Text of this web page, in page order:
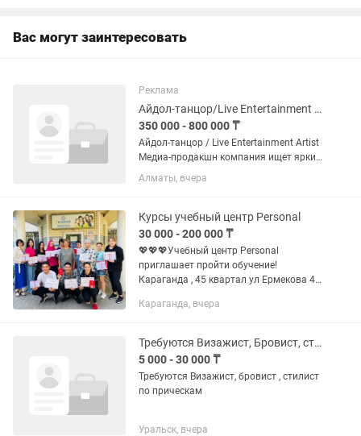
Вас могут заинтересовать
Реклама
Айдол-танцор/Live Entertainment Artist
350 000 - 800 000 ₸
Айдол-танцор / Live Entertainment Artist
Медиа-продакшн компания ищет ярких,
артистичных и энергичных молодежь в
команду TikTok-контента и live
танцевать, быть в...
Алматы, вчера
Курсы учебный центр Personal
30 000 - 200 000 ₸
💖💖💖Учебный центр Personal
приглашает пройти обучение!
Караганда , 45 квартал ул Ермекова 46
🔹Инстаграм Мы обучаем по
Бухгалтерский...
Караганда, вчера
Требуются Визажист, Бровист, стилист по волосам
5 000 - 30 000 ₸
Требуются Визажист, бровист , стилист
по прическам
Уральск, вчера